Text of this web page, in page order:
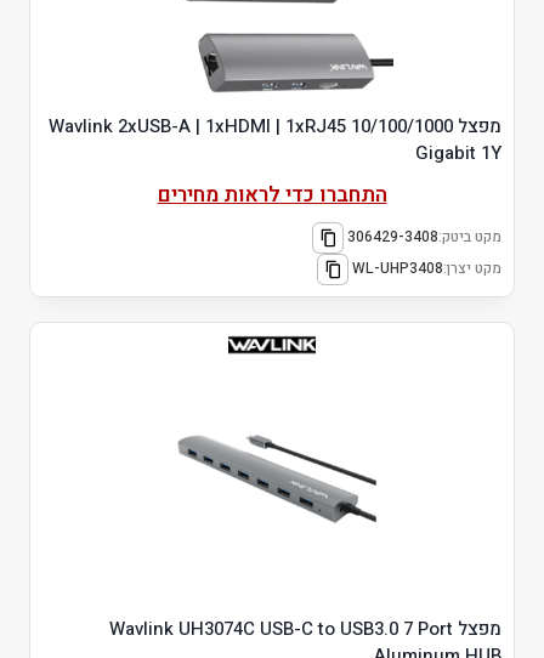
מפצל Wavlink 2xUSB-A | 1xHDMI | 1xRJ45 10/100/1000
Gigabit 1Y
התחברו כדי לראות מחירים
מקט ביטק:306429-3408
מקט יצרן:WL-UHP3408
מפצל Wavlink UH3074C USB-C to USB3.0 7 Port